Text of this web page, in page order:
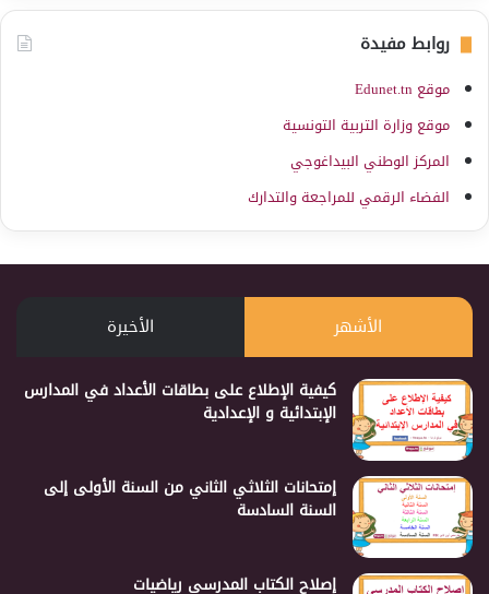
روابط مفيدة
موقع Edunet.tn
موقع وزارة التربية التونسية
المركز الوطني البيداغوجي
الفضاء الرقمي للمراجعة والتدارك
الأشهر الأخيرة
كيفية الإطلاع على بطاقات الأعداد في المدارس
الإبتدائية و الإعدادية
إمتحانات الثلاثي الثاني من السنة الأولى إلى
السنة السادسة
إصلاح الكتاب المدرسي رياضيات